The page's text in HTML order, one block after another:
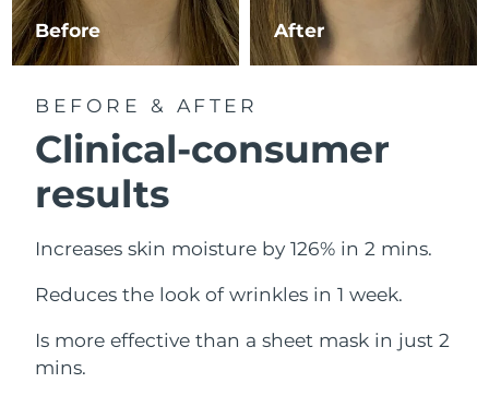
Before After
BEFORE & AFTER
Clinical-consumer
results
Increases skin moisture by 126% in 2 mins.
Reduces the look of wrinkles in 1 week.
Is more effective than a sheet mask in just 2
mins.
立陶宛 預計送達日期 8/12/26
摩納哥 預計送達日期8/13/26
荷蘭